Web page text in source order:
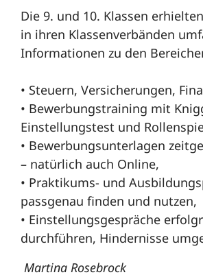
Die 9. und 10. Klassen
in ihren Klassenverbänden
Informationen zu den
• Steuern, Versicherungen,
• Bewerbungstraining mit
Einstellungstest und
• Bewerbungsunterlagen
– natürlich auch Online,
• Praktikums- und
passgenau finden und nutzen,
• Einstellungsgespräche
durchführen, Hindernisse
Martina Rosebrock